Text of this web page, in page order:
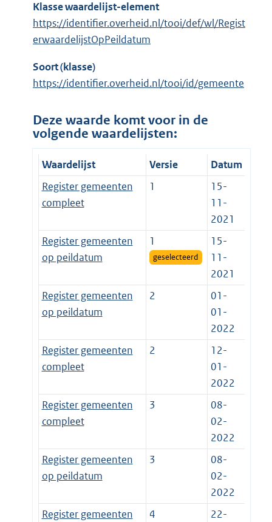
Klasse waardelijst-element
https://identifier.overheid.nl/tooi/def/wl/Regist
erwaardelijstOpPeildatum
Soort (klasse)
https://identifier.overheid.nl/tooi/id/gemeente
Deze waarde komt voor in de
volgende waardelijsten:
Waardelijst Versie
Datum
Register gemeenten
compleet
1
15-
11-
2021
Register gemeenten
op peildatum
1
geselecteerd
15-
11-
2021
Register gemeenten
op peildatum
2
01-
01-
2022
Register gemeenten
compleet
2
12-
01-
2022
Register gemeenten
compleet
3
08-
02-
2022
Register gemeenten
op peildatum
3
08-
02-
2022
Register gemeenten
4
22-